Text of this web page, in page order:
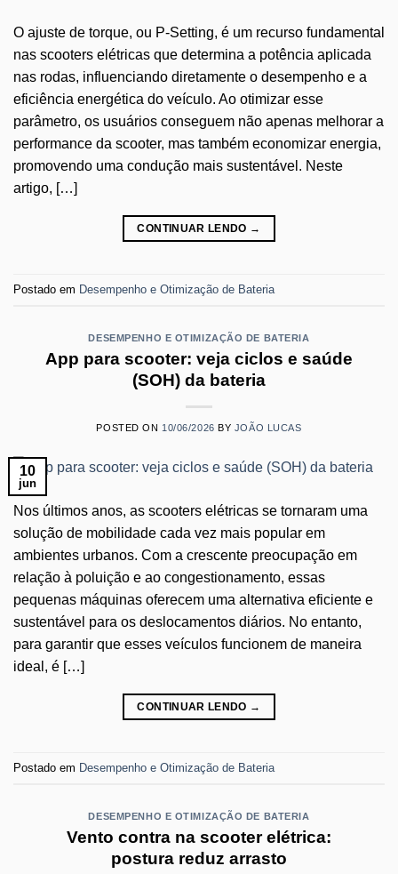
O ajuste de torque, ou P-Setting, é um recurso fundamental
nas scooters elétricas que determina a potência aplicada
nas rodas, influenciando diretamente o desempenho e a
eficiência energética do veículo. Ao otimizar esse
parâmetro, os usuários conseguem não apenas melhorar a
performance da scooter, mas também economizar energia,
promovendo uma condução mais sustentável. Neste
artigo, […]
CONTINUAR LENDO →
Postado em Desempenho e Otimização de Bateria
DESEMPENHO E OTIMIZAÇÃO DE BATERIA
App para scooter: veja ciclos e saúde
(SOH) da bateria
POSTED ON 10/06/2026 BY JOÃO LUCAS
10
jun
Nos últimos anos, as scooters elétricas se tornaram uma
solução de mobilidade cada vez mais popular em
ambientes urbanos. Com a crescente preocupação em
relação à poluição e ao congestionamento, essas
pequenas máquinas oferecem uma alternativa eficiente e
sustentável para os deslocamentos diários. No entanto,
para garantir que esses veículos funcionem de maneira
ideal, é […]
CONTINUAR LENDO →
Postado em Desempenho e Otimização de Bateria
DESEMPENHO E OTIMIZAÇÃO DE BATERIA
Vento contra na scooter elétrica:
postura reduz arrasto